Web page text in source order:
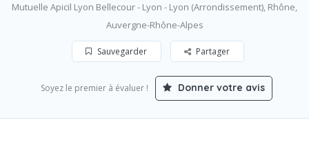
Mutuelle Apicil Lyon Bellecour - Lyon - Lyon (Arrondissement), Rhône,
Auvergne-Rhône-Alpes
Sauvegarder Partager
Soyez le premier à évaluer ! Donner votre avis